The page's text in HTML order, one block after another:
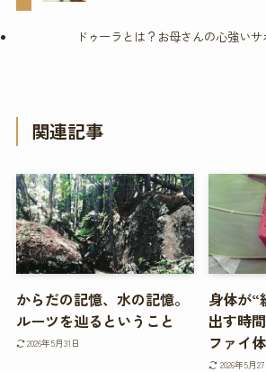
ドゥーラとは？お母さんの心強い
関連記事
からだの記憶、水の記憶。
ルーツを辿るということ
2026年5月31日
身体が“
出す時
ファイ
2026年5月27